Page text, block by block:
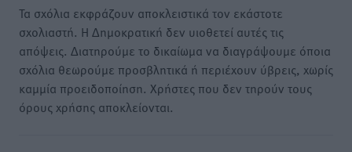
Τα σχόλια εκφράζουν αποκλειστικά τον εκάστοτε
σχολιαστή. Η Δημοκρατική δεν υιοθετεί αυτές τις
απόψεις. Διατηρούμε το δικαίωμα να διαγράψουμε όποια
σχόλια θεωρούμε προσβλητικά ή περιέχουν ύβρεις, χωρίς
καμμία προειδοποίηση. Χρήστες που δεν τηρούν τους
όρους χρήσης αποκλείονται.